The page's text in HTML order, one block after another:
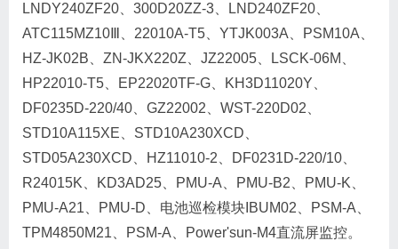
LNDY240ZF20、300D20ZZ-3、LND240ZF20、
ATC115MZ10Ⅲ、22010A-T5、YTJK003A、PSM10A、
HZ-JK02B、ZN-JKX220Z、JZ22005、LSCK-06M、
HP22010-T5、EP22020TF-G、KH3D11020Y、
DF0235D-220/40、GZ22002、WST-220D02、
STD10A115XE、STD10A230XCD、
STD05A230XCD、HZ11010-2、DF0231D-220/10、
R24015K、KD3AD25、PMU-A、PMU-B2、PMU-K、
PMU-A21、PMU-D、电池巡检模块IBUM02、PSM-A、
TPM4850M21、PSM-A、Power'sun-M4直流屏监控。